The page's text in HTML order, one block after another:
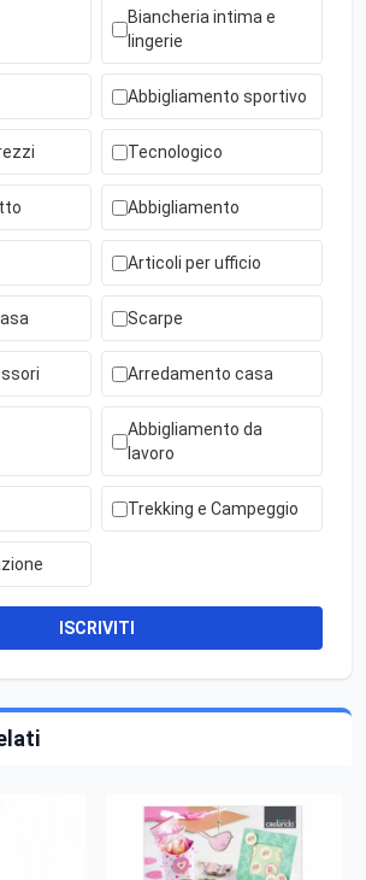
Biancheria intima e
lingerie
Abbigliamento sportivo
Tecnologico
Abbigliamento
Articoli per ufficio
Scarpe
Arredamento casa
Abbigliamento da
lavoro
Trekking e Campeggio
ISCRIVITI